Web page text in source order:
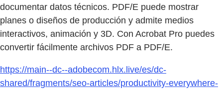
documentar datos técnicos. PDF/E puede mostrar
planes o diseños de producción y admite medios
interactivos, animación y 3D. Con Acrobat Pro puedes
convertir fácilmente archivos PDF a PDF/E.
https://main--dc--adobecom.hlx.live/es/dc-
shared/fragments/seo-articles/productivity-everywhere-